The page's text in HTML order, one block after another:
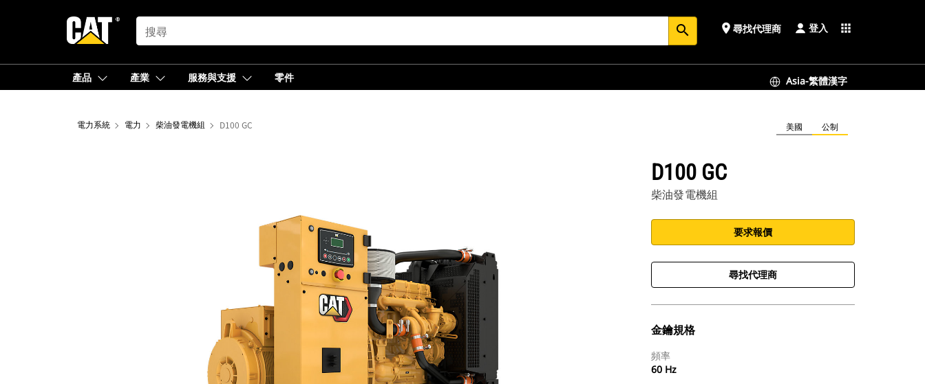
SEARCH search place 尋找代理商 登入 apps
產品 產業 服務與支援 零件 Asia-繁體漢字
電力系統 電力 柴油發電機組 D100 GC 美國 公制
D100 GC
柴油發電機組
要求報價
尋找代理商
金鑰規格
頻率
60 Hz